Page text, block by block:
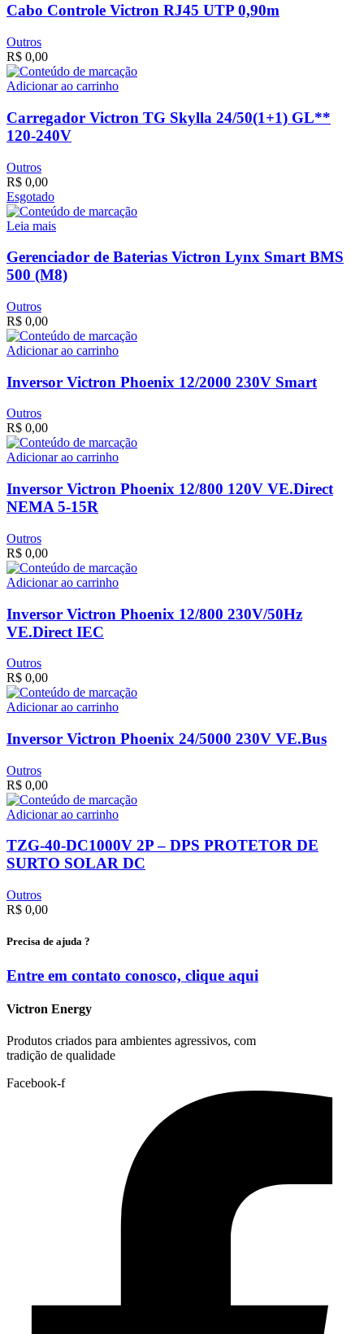
Cabo Controle Victron RJ45 UTP 0,90m
Outros
R$ 0,00
Adicionar ao carrinho
Carregador Victron TG Skylla 24/50(1+1) GL**
120-240V
Outros
R$ 0,00
Esgotado
Leia mais
Gerenciador de Baterias Victron Lynx Smart BMS
500 (M8)
Outros
R$ 0,00
Adicionar ao carrinho
Inversor Victron Phoenix 12/2000 230V Smart
Outros
R$ 0,00
Adicionar ao carrinho
Inversor Victron Phoenix 12/800 120V VE.Direct
NEMA 5-15R
Outros
R$ 0,00
Adicionar ao carrinho
Inversor Victron Phoenix 12/800 230V/50Hz
VE.Direct IEC
Outros
R$ 0,00
Adicionar ao carrinho
Inversor Victron Phoenix 24/5000 230V VE.Bus
Outros
R$ 0,00
Adicionar ao carrinho
TZG-40-DC1000V 2P – DPS PROTETOR DE
SURTO SOLAR DC
Outros
R$ 0,00
Precisa de ajuda ?
Entre em contato conosco, clique aqui
Victron Energy
Produtos criados para ambientes agressivos, com
tradição de qualidade
Facebook-f